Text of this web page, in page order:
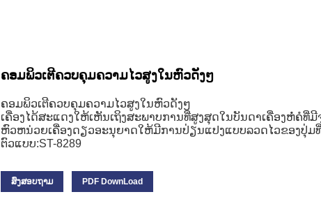
ຄອມພິວເຕີຄວບຄຸມຄວາມໄວສູງໃນຫົວດັງໆ
ຄອມພິວເຕີຄວບຄຸມຄວາມໄວສູງໃນຫົວດັງໆ
ເຄື່ອງໄດ້ສະແດງໃຫ້ເຫັນເຖິງສະພາບການທີ່ສູງສຸດໃນບັນດາເຄື່ອງຫໍ່ຄໍທີ່
ຫົວຫນ່ວຍເຄື່ອງດຽວອະນຸຍາດໃຫ້ມີການປ່ຽນແປງແບບລວດໄວຂອງປຸ່ມ
ຕົວແບບ:ST-8289
ສົ່ງສອບຖາມ PDF DownLoad